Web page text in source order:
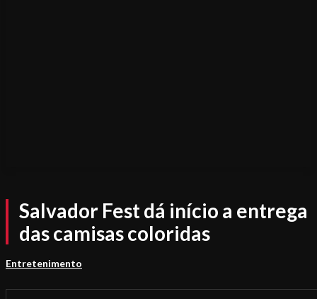
Salvador Fest dá início a entrega
das camisas coloridas
Entretenimento